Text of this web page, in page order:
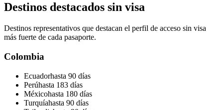
Destinos destacados sin visa
Destinos representativos que destacan el perfil de acceso sin visa
más fuerte de cada pasaporte.
Colombia
Ecuadorhasta 90 días
Perúhasta 183 días
Méxicohasta 180 días
Turquíahasta 90 días